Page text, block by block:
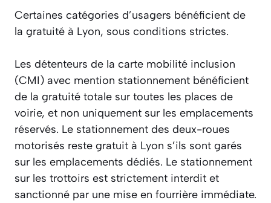
Certaines catégories d’usagers bénéficient de
la gratuité à Lyon, sous conditions strictes.
Les détenteurs de la carte mobilité inclusion
(CMI) avec mention stationnement bénéficient
de la gratuité totale sur toutes les places de
voirie, et non uniquement sur les emplacements
réservés. Le stationnement des deux-roues
motorisés reste gratuit à Lyon s’ils sont garés
sur les emplacements dédiés. Le stationnement
sur les trottoirs est strictement interdit et
sanctionné par une mise en fourrière immédiate.